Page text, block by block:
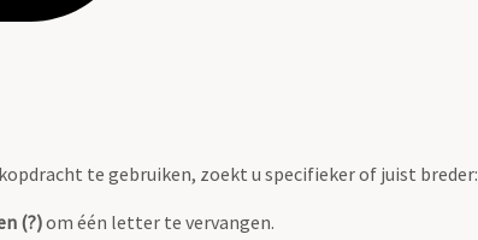
te gebruiken, zoekt u specifieker of juist breder:
(?)om één letter te vervangen.